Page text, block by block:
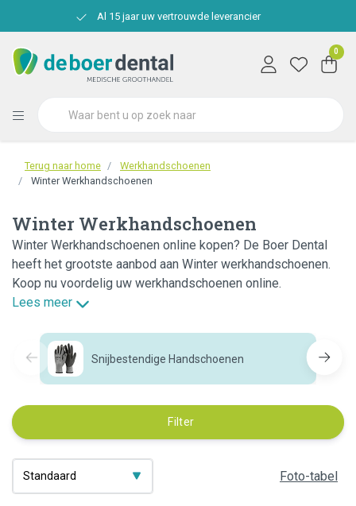
Al 15 jaar uw vertrouwde leverancier
0
Terug naar home
Werkhandschoenen
Winter Werkhandschoenen
Winter Werkhandschoenen
Winter Werkhandschoenen online kopen? De Boer Dental
heeft het grootste aanbod aan Winter werkhandschoenen.
Koop nu voordelig uw werkhandschoenen online.
Lees meer
Snijbestendige Handschoenen
Filter
Foto-tabel